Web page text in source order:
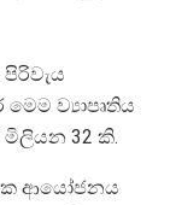
ව්‍යාපෘතිය
මිලියන 32 කි.
ආයෝජනය